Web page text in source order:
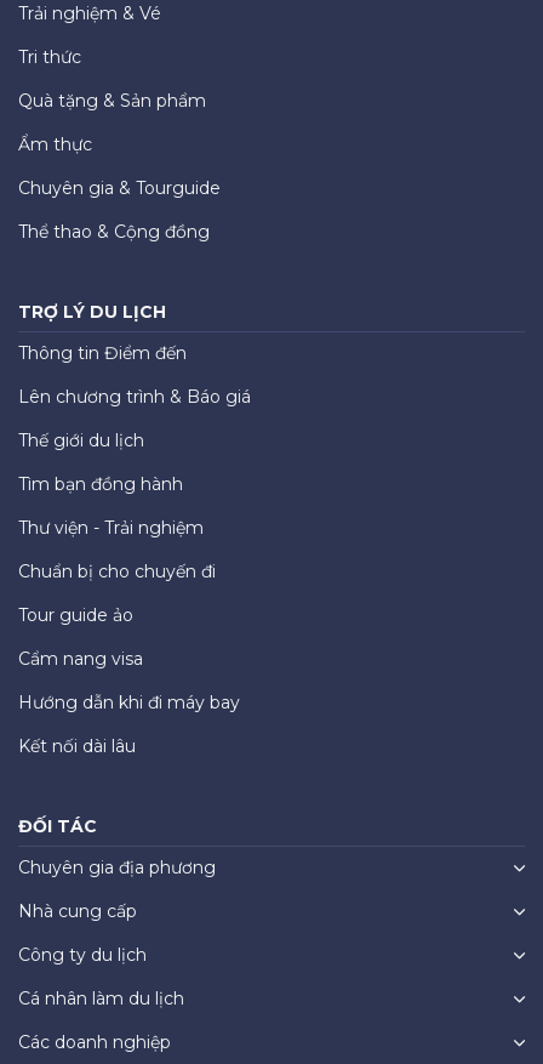
Trải nghiệm & Vé
Tri thức
Quà tặng & Sản phẩm
Ẩm thực
Chuyên gia & Tourguide
Thể thao & Cộng đồng
TRỢ LÝ DU LỊCH
Thông tin Điểm đến
Lên chương trình & Báo giá
Thế giới du lịch
Tìm bạn đồng hành
Thư viện - Trải nghiệm
Chuẩn bị cho chuyến đi
Tour guide ảo
Cẩm nang visa
Hướng dẫn khi đi máy bay
Kết nối dài lâu
ĐỐI TÁC
Chuyên gia địa phương
Nhà cung cấp
Công ty du lịch
Cá nhân làm du lịch
Các doanh nghiệp